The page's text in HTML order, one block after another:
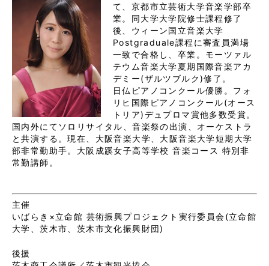
て、京都市立芸術大学音楽学部卒
業。同大学大学院修士課程修了
後、ウィーン国立音楽大学
Postgraduale課程に審査員満場
一致で合格し、卒業。モーツァル
テウム音楽大学夏期国際音楽アカ
デミー(ザルツブルク)修了。
日仏ピアノコンクール優勝。フォ
リヒ国際ピアノコンクール(オース
トリア)デュプロマ賞他多数受賞。
国内外にてソロリサイタル、音楽祭の出演、オーケストラ
と共演する。現在、大阪音楽大学、大阪音楽大学短期大学
部非常勤助手。大阪成蹊女子高等学校 音楽コース 特別非
常勤講師。
主催
いばらき×立命館 芸術振興プロジェクト実行委員会(立命館
大学、茨木市、茨木市文化振興財団)
後援